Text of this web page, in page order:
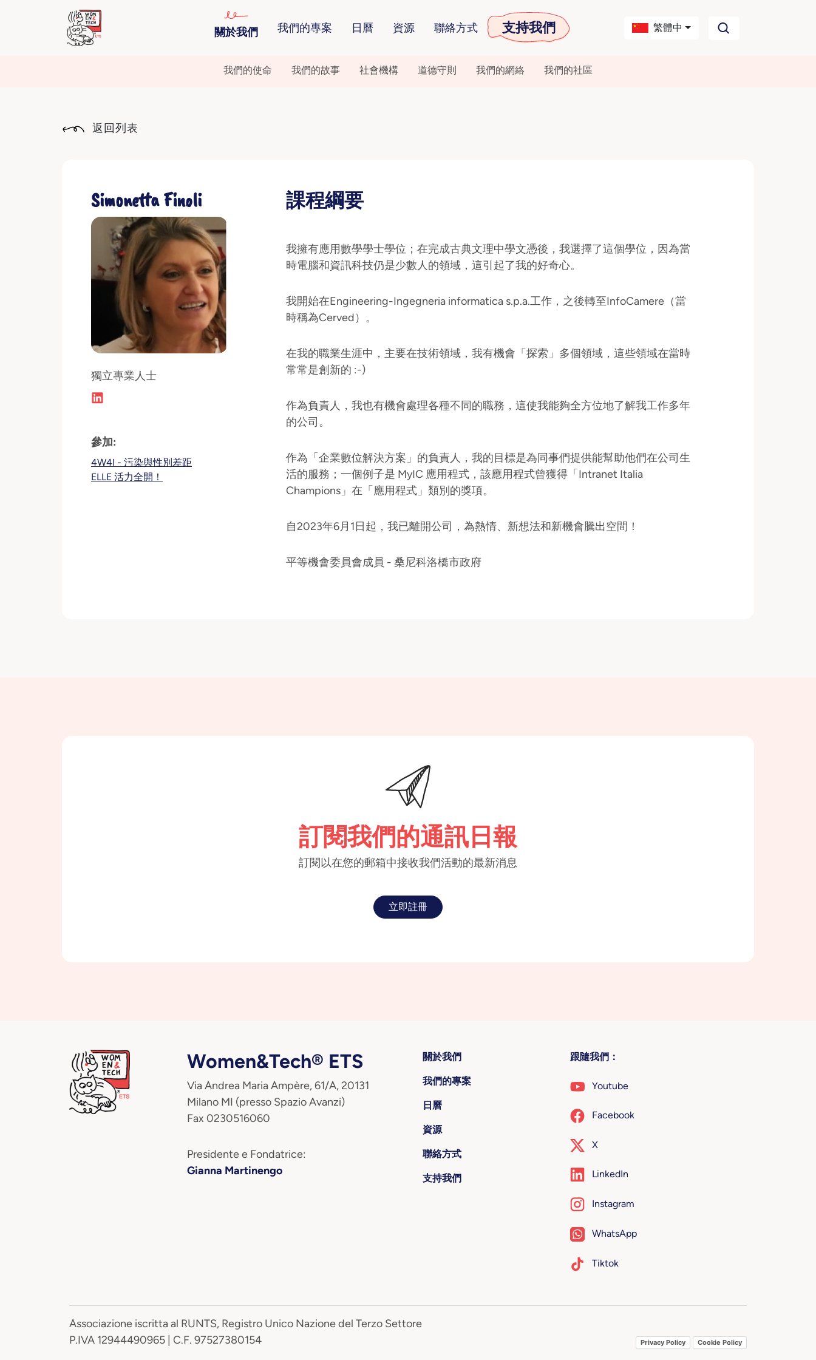
關於我們 我們的專案 日曆 資源 聯絡方式 支持我們 繁體中
我們的使命 我們的故事 社會機構 道德守則 我們的網絡 我們的社區
返回列表
Simonetta Finoli
獨立專業人士
參加:
4W4I - 污染與性別差距
ELLE 活力全開！
課程綱要
我擁有應用數學學士學位；在完成古典文理中學文憑後，我選擇了這個學位，因為當
時電腦和資訊科技仍是少數人的領域，這引起了我的好奇心。
我開始在Engineering-Ingegneria informatica s.p.a.工作，之後轉至InfoCamere（當
時稱為Cerved）。
在我的職業生涯中，主要在技術領域，我有機會「探索」多個領域，這些領域在當時
常常是創新的 :-)
作為負責人，我也有機會處理各種不同的職務，這使我能夠全方位地了解我工作多年
的公司。
作為「企業數位解決方案」的負責人，我的目標是為同事們提供能幫助他們在公司生
活的服務；一個例子是 MyIC 應用程式，該應用程式曾獲得「Intranet Italia
Champions」在「應用程式」類別的獎項。
自2023年6月1日起，我已離開公司，為熱情、新想法和新機會騰出空間！
平等機會委員會成員 - 桑尼科洛橋市政府
訂閱我們的通訊日報
訂閱以在您的郵箱中接收我們活動的最新消息
立即註冊
Women&Tech® ETS
Via Andrea Maria Ampère, 61/A, 20131
Milano MI (presso Spazio Avanzi)
Fax 0230516060
Presidente e Fondatrice:
Gianna Martinengo
關於我們
我們的專案
日曆
資源
聯絡方式
支持我們
跟隨我們：
Youtube
Facebook
X
LinkedIn
Instagram
WhatsApp
Tiktok
Associazione iscritta al RUNTS, Registro Unico Nazione del Terzo Settore
P.IVA 12944490965 | C.F. 97527380154
Privacy Policy Cookie Policy